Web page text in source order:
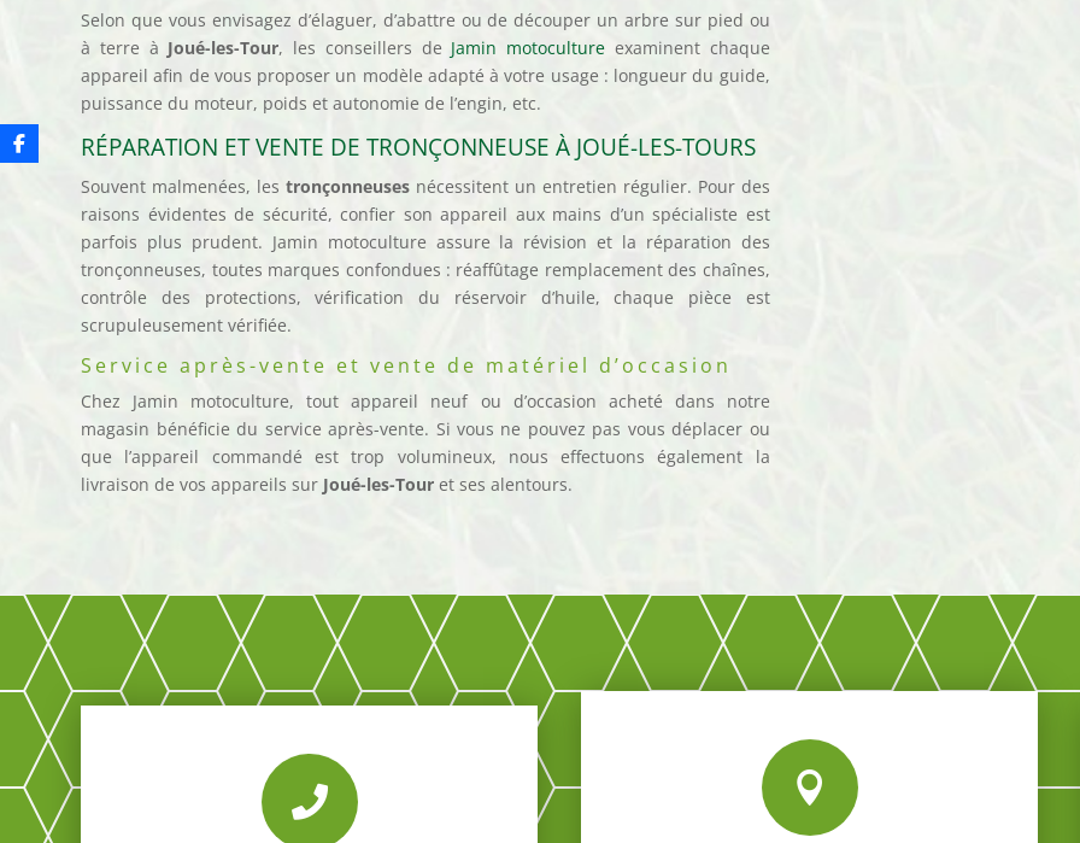
Selon que vous envisagez d’élaguer, d’abattre ou de découper un arbre sur pied ou
à terre à Joué-les-Tour, les conseillers de Jamin motoculture examinent chaque
appareil afin de vous proposer un modèle adapté à votre usage : longueur du guide,
puissance du moteur, poids et autonomie de l’engin, etc.
RÉPARATION ET VENTE DE TRONÇONNEUSE À JOUÉ-LES-TOURS
Souvent malmenées, lestronçonneuses nécessitent un entretien régulier. Pour des
raisons évidentes de sécurité, confier son appareil aux mains d’un spécialiste est
parfois plus prudent. Jamin motoculture assure la révision et la réparation des
tronçonneuses, toutes marques confondues : réaffûtage remplacement des chaînes,
contrôle des protections, vérification du réservoir d’huile, chaque pièce est
scrupuleusement vérifiée.
Service après-vente et vente de matériel d’occasion
Chez Jamin motoculture, tout appareil neuf ou d’occasion acheté dans notre
magasin bénéficie du service après-vente. Si vous ne pouvez pas vous déplacer ou
que l’appareil commandé est trop volumineux, nous effectuons également la
livraison de vos appareils sur Joué-les-Tour et ses alentours.
 